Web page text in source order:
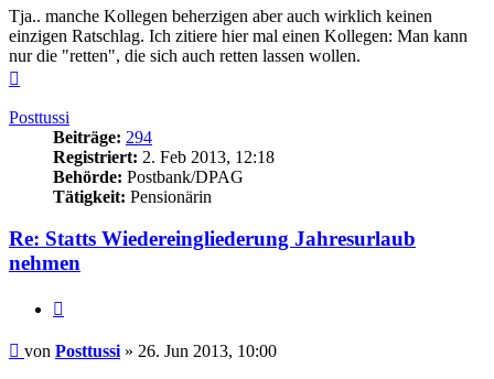
Tja.. manche Kollegen beherzigen aber auch wirklich keinen
einzigen Ratschlag. Ich zitiere hier mal einen Kollegen: Man kann
nur die "retten", die sich auch retten lassen wollen.
Posttussi
Beiträge: 294
Registriert: 2. Feb 2013, 12:18
Behörde: Postbank/DPAG
Tätigkeit: Pensionärin
Re: Statts Wiedereingliederung Jahresurlaub
nehmen
Beitrag
von Posttussi » 26. Jun 2013, 10:00